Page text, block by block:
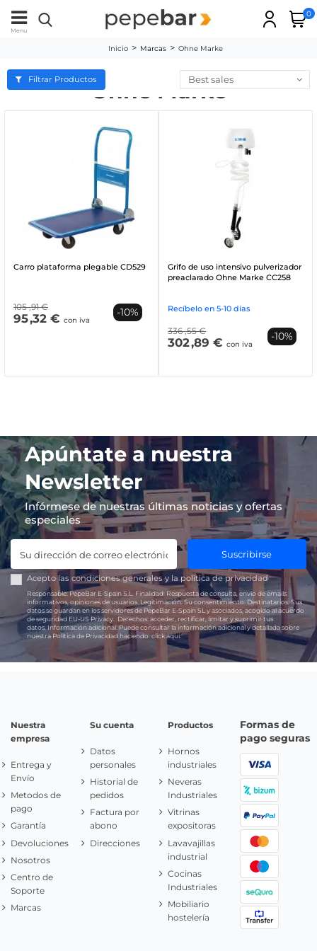
Menu
0
Inicio Marcas Ohne Marke
Ohne Marke
Filtrar Productos Best sales
Carro plataforma plegable CD529
105 ,91 €
95,32 € con iva
-10%
Grifo de uso intensivo pulverizador
preaclarado Ohne Marke CC258
Recíbelo en 5-10 días
336 ,55 €
302,89 € con iva
-10%
Apúntate a nuestra
Newsletter
Infórmese de nuestras últimas noticias y ofertas
especiales
Suscribirse
Acepto las condiciones generales y lapolítica de privacidad
Responsable:PepeBar E-Spain S.L. Finalidad: Respuesta de consulta, envío de emails
informativos, opiniones de usuarios. Legitimación: Su consentimiento. Destinatarios: Sus
datos se guardan en los servidores de PepeBar E-Spain SL y asociados, acogido al acuerdo
de seguridad EU-US Privacy.
Derechos: acceder, rectificar, limitar y suprimir tus
datos. Información adicional:Puede consultar la información adicional y detallada sobre
nuestra Política de Privacidad haciendoclick aquí.
Nuestra
empresa
Entrega y
Envío
Metodos de
pago
Garantía
Devoluciones
Nosotros
Centro de
Soporte
Marcas
Su cuenta
Datos
personales
Historial de
pedidos
Factura por
abono
Direcciones
Productos
Hornos
industriales
Neveras
Industriales
Vitrinas
expositoras
Lavavajillas
industrial
Cocinas
Industriales
Mobiliario
hostelería
Formas de
pago seguras